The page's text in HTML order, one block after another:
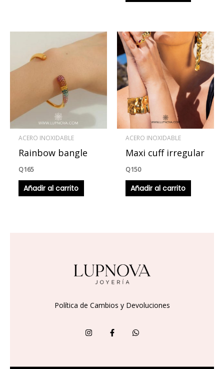
ACERO INOXIDABLE
Rainbow bangle
Q165
Añadir al carrito
ACERO INOXIDABLE
Maxi cuff irregular
Q150
Añadir al carrito
Política de Cambios y Devoluciones